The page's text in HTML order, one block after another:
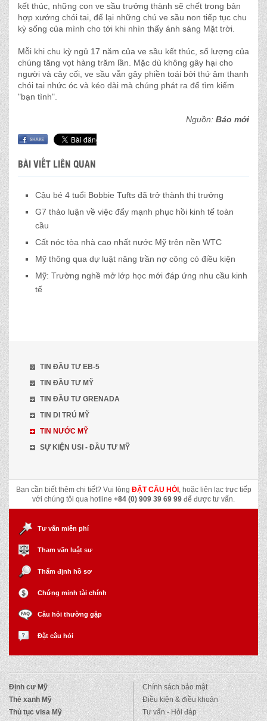
kết thúc, những con ve sầu trưởng thành sẽ chết trong bản
hợp xướng chói tai, để lại những chú ve sầu non tiếp tục chu
kỳ sống của mình cho tới khi nhìn thấy ánh sáng Mặt trời.
Mỗi khi chu kỳ ngủ 17 năm của ve sầu kết thúc, số lượng của
chúng tăng vọt hàng trăm lần. Mặc dù không gây hại cho
người và cây cối, ve sầu vẫn gây phiền toái bởi thứ âm thanh
chói tai nhức óc và kéo dài mà chúng phát ra để tìm kiếm
"bạn tình".
Nguồn: Báo mới
BÀI VIẾT LIÊN QUAN
Cậu bé 4 tuổi Bobbie Tufts đã trở thành thị trưởng
G7 thảo luận về việc đẩy mạnh phục hồi kinh tế toàn
cầu
Cất nóc tòa nhà cao nhất nước Mỹ trên nền WTC
Mỹ thông qua dự luật nâng trần nợ công có điều kiện
Mỹ: Trường nghề mở lớp học mới đáp ứng nhu cầu kinh
tế
TIN ĐẦU TƯ EB-5
TIN ĐẦU TƯ MỸ
TIN ĐẦU TƯ GRENADA
TIN DI TRÚ MỸ
TIN NƯỚC MỸ
SỰ KIỆN USI - ĐẦU TƯ MỸ
Bạn cần biết thêm chi tiết? Vui lòng ĐẶT CÂU HỎI , hoặc liên lạc trực tiếp
với chúng tôi qua hotline +84 (0) 909 39 69 99 để được tư vấn.
Tư vấn miễn phí
Tham vấn luật sư
Thẩm định hồ sơ
Chứng minh tài chính
Câu hỏi thường gặp
Đặt câu hỏi
Định cư Mỹ
Thẻ xanh Mỹ
Thủ tục visa Mỹ
Chính sách bảo mật
Điều kiện & điều khoản
Tư vấn - Hỏi đáp